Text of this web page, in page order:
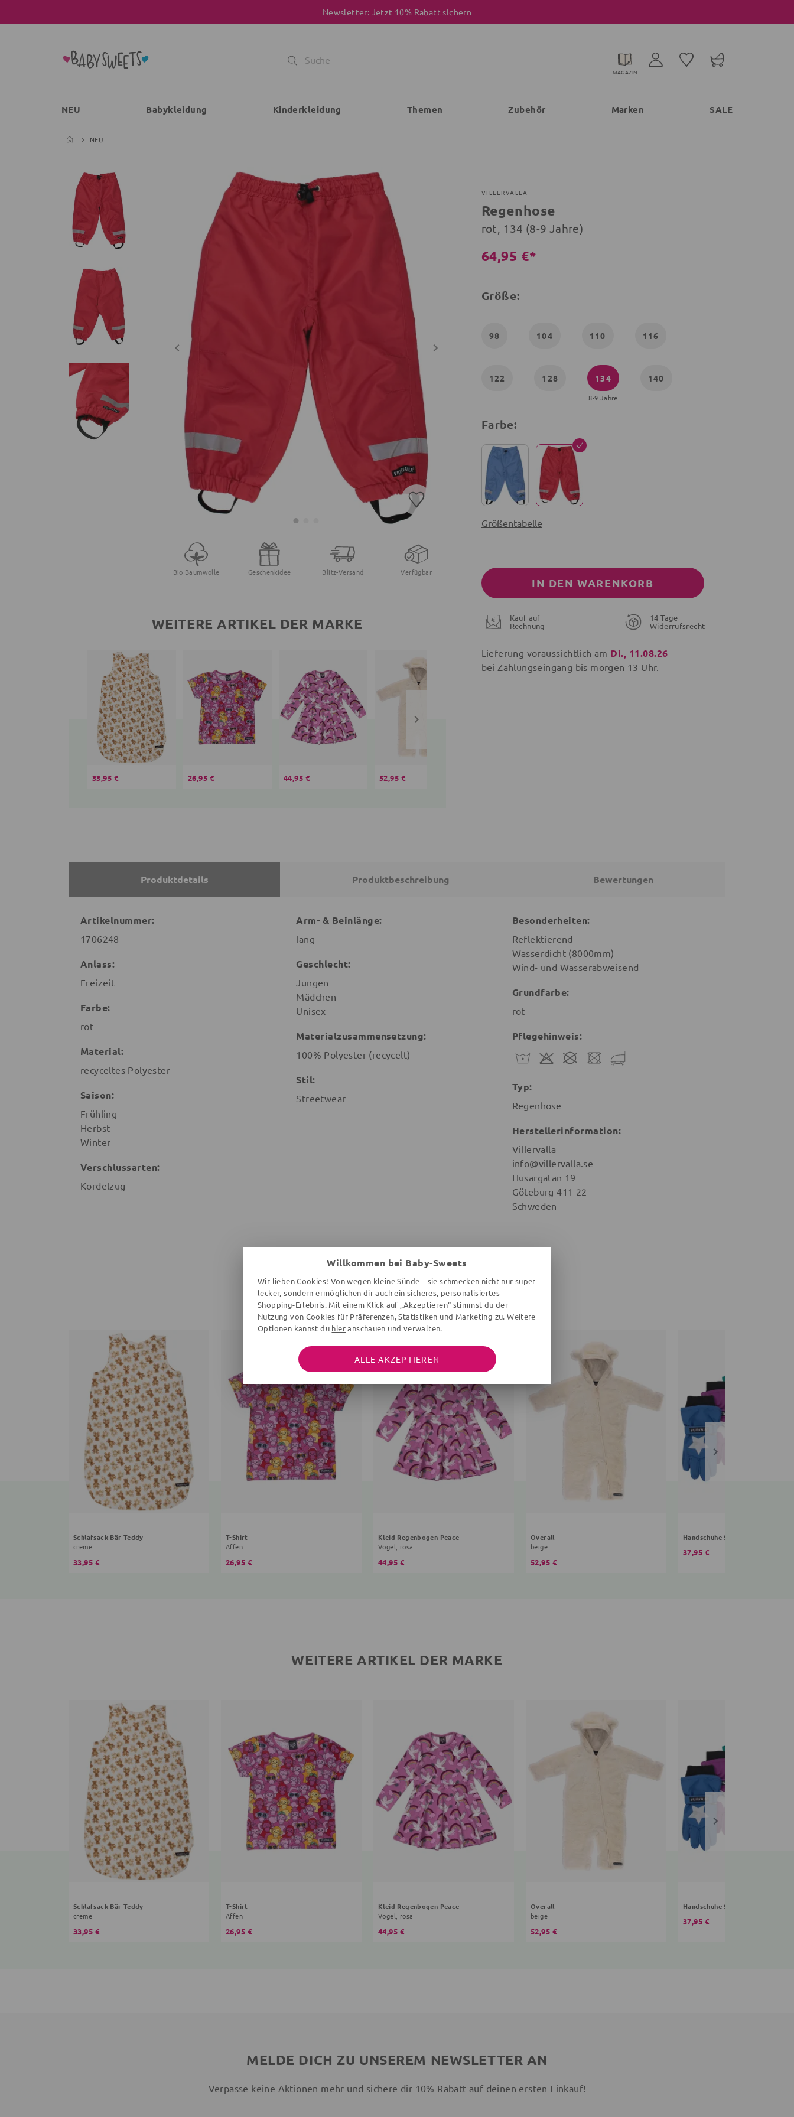
Newsletter: Jetzt 10% Rabatt sichern
MAGAZIN
NEU Babykleidung Kinderkleidung Themen Zubehör Marken SALE
NEU
Bio Baumwolle Geschenkidee Blitz-Versand Verfügbar
WEITERE ARTIKEL DER MARKE
33,95 € 26,95 € 44,95 € 52,95 €
VILLERVALLA
Regenhose
rot, 134 (8-9 Jahre)
64,95 €*
Größe:
98 104 110 116
122 128 134
8-9 Jahre
140
Farbe:
Größentabelle
IN DEN WARENKORB
Kauf auf
Rechnung
14 Tage
Widerrufsrecht
Lieferung voraussichtlich am Di., 11.08.26
bei Zahlungseingang bis morgen 13 Uhr.
Produktdetails Produktbeschreibung Bewertungen
Artikelnummer:
1706248
Anlass:
Freizeit
Farbe:
rot
Material:
recyceltes Polyester
Saison:
Frühling
Herbst
Winter
Verschlussarten:
Kordelzug
Arm- & Beinlänge:
lang
Geschlecht:
Jungen
Mädchen
Unisex
Materialzusammensetzung:
100% Polyester (recycelt)
Stil:
Streetwear
Besonderheiten:
Reflektierend
Wasserdicht (8000mm)
Wind- und Wasserabweisend
Grundfarbe:
rot
Pflegehinweis:
Typ:
Regenhose
Herstellerinformation:
Villervalla
info@villervalla.se
Husargatan 19
Göteburg 411 22
Schweden
WEITERE ARTIKEL DER MARKE
Schlafsack Bär Teddy
creme
33,95 €
T-Shirt
Affen
26,95 €
Kleid Regenbogen Peace
Vögel, rosa
44,95 €
Overall
beige
52,95 €
Handschuhe Sterne
37,95 €
WEITERE ARTIKEL DER MARKE
Schlafsack Bär Teddy
creme
33,95 €
T-Shirt
Affen
26,95 €
Kleid Regenbogen Peace
Vögel, rosa
44,95 €
Overall
beige
52,95 €
Handschuhe Sterne
37,95 €
MELDE DICH ZU UNSEREM NEWSLETTER AN
Verpasse keine Aktionen mehr und sichere dir 10% Rabatt auf deinen ersten Einkauf!
Willkommen bei Baby-Sweets
Wir lieben Cookies! Von wegen kleine Sünde – sie schmecken nicht nur super
lecker, sondern ermöglichen dir auch ein sicheres, personalisiertes
Shopping-Erlebnis. Mit einem Klick auf „Akzeptieren“ stimmst du der
Nutzung von Cookies für Präferenzen, Statistiken und Marketing zu. Weitere
Optionen kannst du hieranschauen und verwalten.
ALLE AKZEPTIEREN